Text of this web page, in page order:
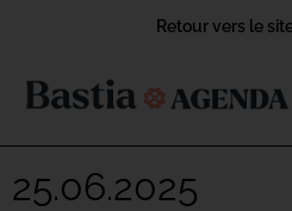
Retour vers le
25.06.2025